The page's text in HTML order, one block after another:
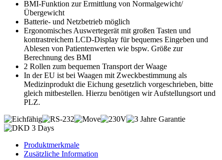
BMI-Funktion zur Ermittlung von Normalgewicht/
Übergewicht
Batterie- und Netzbetrieb möglich
Ergonomisches Auswertegerät mit großen Tasten und
kontrastreichem LCD-Display für bequemes Eingeben und
Ablesen von Patientenwerten wie bspw. Größe zur
Berechnung des BMI
2 Rollen zum bequemen Transport der Waage
In der EU ist bei Waagen mit Zweckbestimmung als
Medizinprodukt die Eichung gesetzlich vorgeschrieben, bitte
gleich mitbestellen. Hierzu benötigen wir Aufstellungsort und
PLZ.
Produktmerkmale
Zusätzliche Information